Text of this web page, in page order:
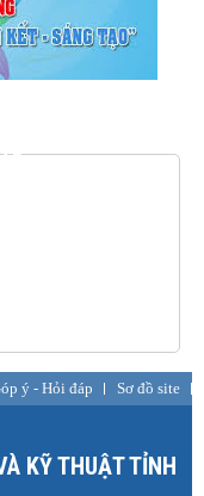
ý - Hỏi đáp Sơ đồ site
KỸ THUẬT TỈNH